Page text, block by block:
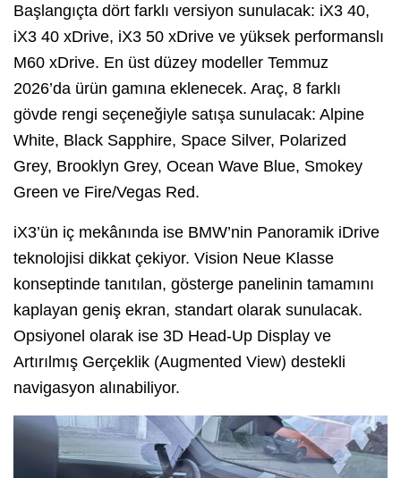
Başlangıçta dört farklı versiyon sunulacak: iX3 40,
iX3 40 xDrive, iX3 50 xDrive ve yüksek performanslı
M60 xDrive. En üst düzey modeller Temmuz
2026’da ürün gamına eklenecek. Araç, 8 farklı
gövde rengi seçeneğiyle satışa sunulacak: Alpine
White, Black Sapphire, Space Silver, Polarized
Grey, Brooklyn Grey, Ocean Wave Blue, Smokey
Green ve Fire/Vegas Red.
iX3’ün iç mekânında ise BMW’nin Panoramik iDrive
teknolojisi dikkat çekiyor. Vision Neue Klasse
konseptinde tanıtılan, gösterge panelinin tamamını
kaplayan geniş ekran, standart olarak sunulacak.
Opsiyonel olarak ise 3D Head-Up Display ve
Artırılmış Gerçeklik (Augmented View) destekli
navigasyon alınabiliyor.